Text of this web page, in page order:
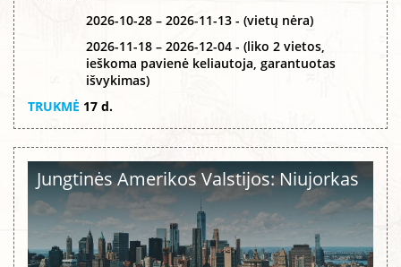
2026-10-28 – 2026-11-13 - (vietų nėra)
2026-11-18 – 2026-12-04 - (liko 2 vietos,
ieškoma pavienė keliautoja, garantuotas
išvykimas)
TRUKMĖ 17 d.
Jungtinės Amerikos Valstijos: Niujorkas